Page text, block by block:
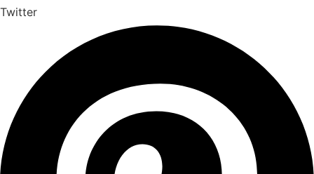
Twitter